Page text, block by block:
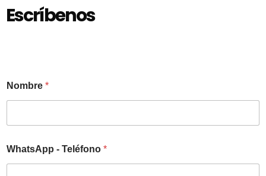
Escríbenos
Nombre *
WhatsApp - Teléfono *